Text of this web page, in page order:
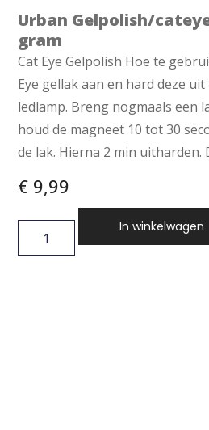
Urban Gelpolish/
gram
Cat Eye Gelpolish Hoe te
Eye gellak aan en hard deze
ledlamp. Breng nogmaals een
houd de magneet 10 tot 30
de lak. Hierna 2 min uitharden.
€ 9,99
In winkelwagen